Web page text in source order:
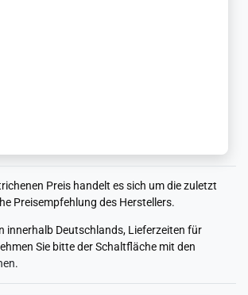
Preis handelt es sich um die zuletzt
Preisempfehlung des Herstellers.
innerhalb Deutschlands, Lieferzeiten für
Sie bitte der Schaltfläche mit den
.